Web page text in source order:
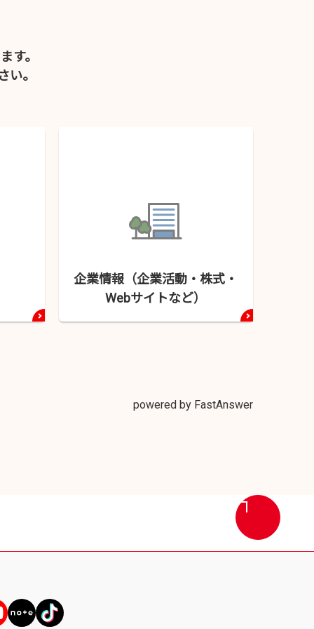
す。
い。
企業情報（企業活動・ 株式・
Webサイトなど）
powered by FastAnswer
画
面
最
上